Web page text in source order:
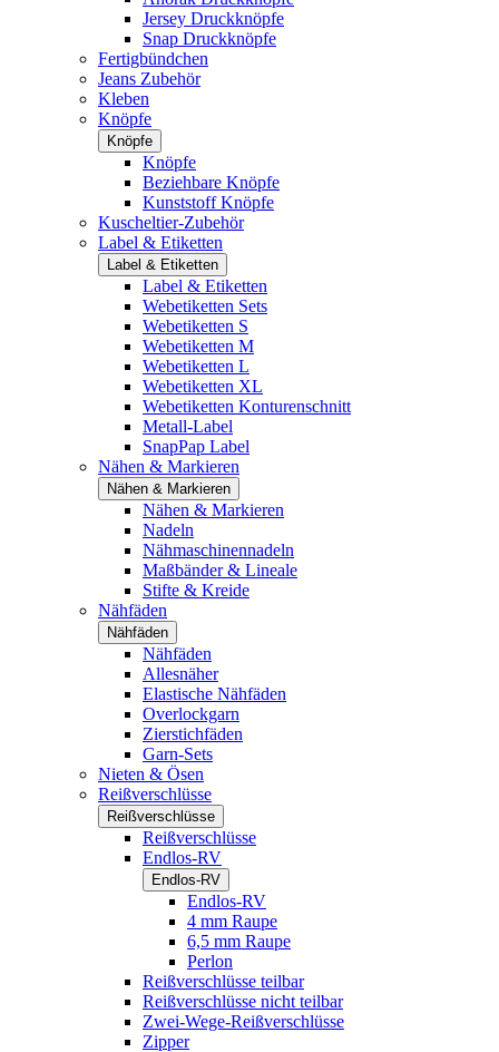
Jersey Druckknöpfe
Snap Druckknöpfe
Fertigbündchen
Jeans Zubehör
Kleben
Knöpfe
Knöpfe
Knöpfe
Beziehbare Knöpfe
Kunststoff Knöpfe
Kuscheltier-Zubehör
Label & Etiketten
Label & Etiketten
Label & Etiketten
Webetiketten Sets
Webetiketten S
Webetiketten M
Webetiketten L
Webetiketten XL
Webetiketten Konturenschnitt
Metall-Label
SnapPap Label
Nähen & Markieren
Nähen & Markieren
Nähen & Markieren
Nadeln
Nähmaschinennadeln
Maßbänder & Lineale
Stifte & Kreide
Nähfäden
Nähfäden
Nähfäden
Allesnäher
Elastische Nähfäden
Overlockgarn
Zierstichfäden
Garn-Sets
Nieten & Ösen
Reißverschlüsse
Reißverschlüsse
Reißverschlüsse
Endlos-RV
Endlos-RV
Endlos-RV
4 mm Raupe
6,5 mm Raupe
Perlon
Reißverschlüsse teilbar
Reißverschlüsse nicht teilbar
Zwei-Wege-Reißverschlüsse
Zipper